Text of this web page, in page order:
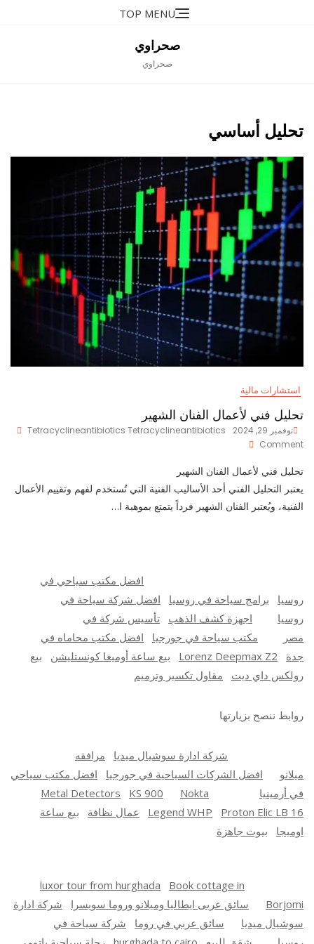
TOP MENU
صحراوي
صحراوي
تحليل أساسي
استشارات مالية
تحليل فني لأعمال الفنان الشهير
نوفمبر 29, 2024
Tetracyclineantibiotics Tetracyclineantibiotics
Comment
فني
لأعمال
الفنان
الشهير
تحليل فني لأعمال الفنان الشهير
يعتبر التحليل الفني أحد الأساليب الفنية التي تُستخدم لفهم وتقييم الأعمال
الفنية، ويُعتبر الفنان الشهير فرداً يتمتع بموهبة ا…
افضل مكتب سياحي في
روسيا
برامج سياحة في روسيا
افضل شركة سياحة في
روسيا
اجهزة كشف الذهب
تأسيس شركة في
مصر
مكتب سياحة في جورجيا
افضل مكتب محاماه في
جدة
Lorenz Deepmax Z2 بيع ساعة أوميغا كونستليشن
بيع
رولكس داي ديت
مقاول تكسير وترميم
روابط ننصح بزيارتها
شركة ادارة سوشيال ميديا
مرافقه
ميلانو
افضل الشركات السياحية في جورجيا
افضل مكتب سياحي
في أرمينيا
Metal Detectors KS 900
Nokta
Legend WHP
Proton Elic LB 16 عمال نظافة
بيع ساعة
اوميجا
بيوت جاهزة
luxor tour from hurghada
Book cottage in
Borjomi
سائق عربى ايطاليا وميلانو وروما سويسرا
شركة ادارة
سوشيال ميديا
سائق عربي في روما
شركة سياحة في